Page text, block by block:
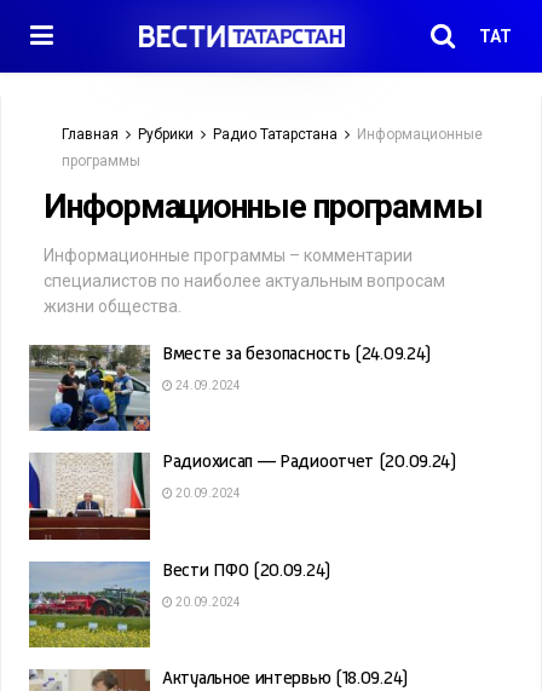
ТАТ
Главная Рубрики Радио Татарстана
Информационные
программы
Информационные программы
Информационные программы – комментарии
специалистов по наиболее актуальным вопросам
жизни общества.
Вместе за безопасность (24.09.24)
24.09.2024
Радиохисап — Радиоотчет (20.09.24)
20.09.2024
Вести ПФО (20.09.24)
20.09.2024
Актуальное интервью (18.09.24)